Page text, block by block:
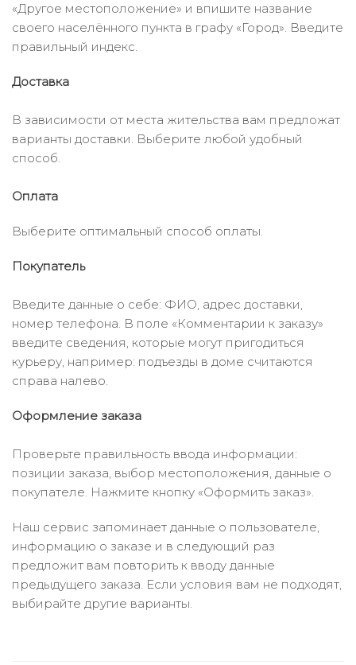
«Другое местоположение» и впишите название
своего населённого пункта в графу «Город». Введите
правильный индекс.
Доставка
В зависимости от места жительства вам предложат
варианты доставки. Выберите любой удобный
способ.
Оплата
Выберите оптимальный способ оплаты.
Покупатель
Введите данные о себе: ФИО, адрес доставки,
номер телефона. В поле «Комментарии к заказу»
введите сведения, которые могут пригодиться
курьеру, например: подъезды в доме считаются
справа налево.
Оформление заказа
Проверьте правильность ввода информации:
позиции заказа, выбор местоположения, данные о
покупателе. Нажмите кнопку «Оформить заказ».
Наш сервис запоминает данные о пользователе,
информацию о заказе и в следующий раз
предложит вам повторить к вводу данные
предыдущего заказа. Если условия вам не подходят,
выбирайте другие варианты.